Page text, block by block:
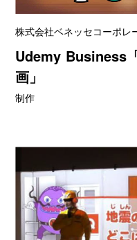
株式会社ベネッセコーポレ
Udemy Business
画」
制作